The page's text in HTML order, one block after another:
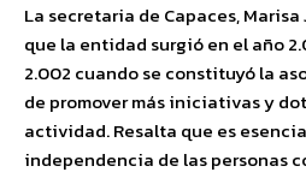
La secretaria de Capaces,
que la entidad surgió en el año
2.002 cuando se constituyó la
de promover más iniciativas y
actividad. Resalta que es
independencia de las personas